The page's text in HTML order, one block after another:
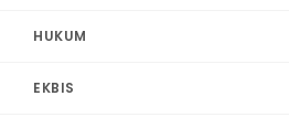
HUKUM
EKBIS